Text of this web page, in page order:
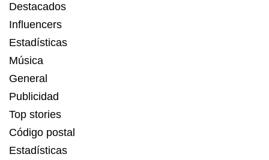
Destacados
Influencers
Estadísticas
Música
General
Publicidad
Top stories
Código postal
Estadísticas